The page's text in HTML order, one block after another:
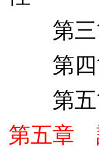
第三
第四
第五
第五章